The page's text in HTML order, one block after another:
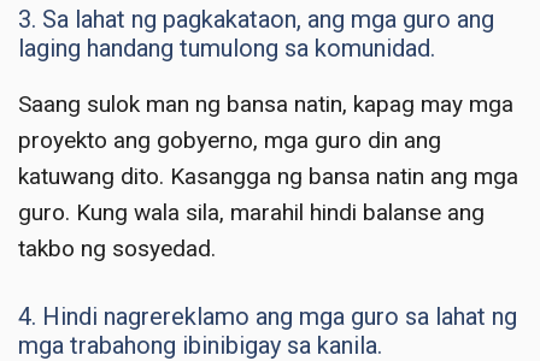
3. Sa lahat ng pagkakataon, ang mga guro ang
laging handang tumulong sa komunidad.
Saang sulok man ng bansa natin, kapag may mga
proyekto ang gobyerno, mga guro din ang
katuwang dito. Kasangga ng bansa natin ang mga
guro. Kung wala sila, marahil hindi balanse ang
takbo ng sosyedad.
4. Hindi nagrereklamo ang mga guro sa lahat ng
mga trabahong ibinibigay sa kanila.